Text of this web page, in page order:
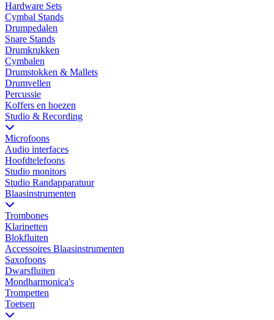
Hardware Sets
Cymbal Stands
Drumpedalen
Snare Stands
Drumkrukken
Cymbalen
Drumstokken & Mallets
Drumvellen
Percussie
Koffers en hoezen
Studio & Recording
Microfoons
Audio interfaces
Hoofdtelefoons
Studio monitors
Studio Randapparatuur
Blaasinstrumenten
Trombones
Klarinetten
Blokfluiten
Accessoires Blaasinstrumenten
Saxofoons
Dwarsfluiten
Mondharmonica's
Trompetten
Toetsen